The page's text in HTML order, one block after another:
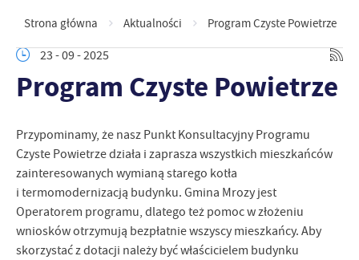
Strona główna Aktualności
Program Czyste Powietrze
23 - 09 - 2025
Program Czyste Powietrze
Przypominamy, że nasz Punkt Konsultacyjny Programu
Czyste Powietrze działa i zaprasza wszystkich mieszkańców
zainteresowanych wymianą starego kotła
i termomodernizacją budynku. Gmina Mrozy jest
Operatorem programu, dlatego też pomoc w złożeniu
wniosków otrzymują bezpłatnie wszyscy mieszkańcy. Aby
skorzystać z dotacji należy być właścicielem budynku